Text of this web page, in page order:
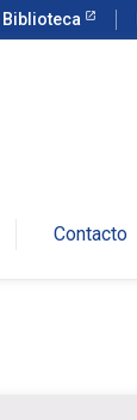
Biblioteca
Contacto